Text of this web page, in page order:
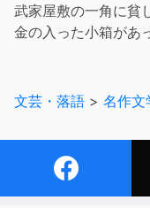
武家屋敷の一角に貧
金の入った小箱があ
文芸・落語 > 名作文